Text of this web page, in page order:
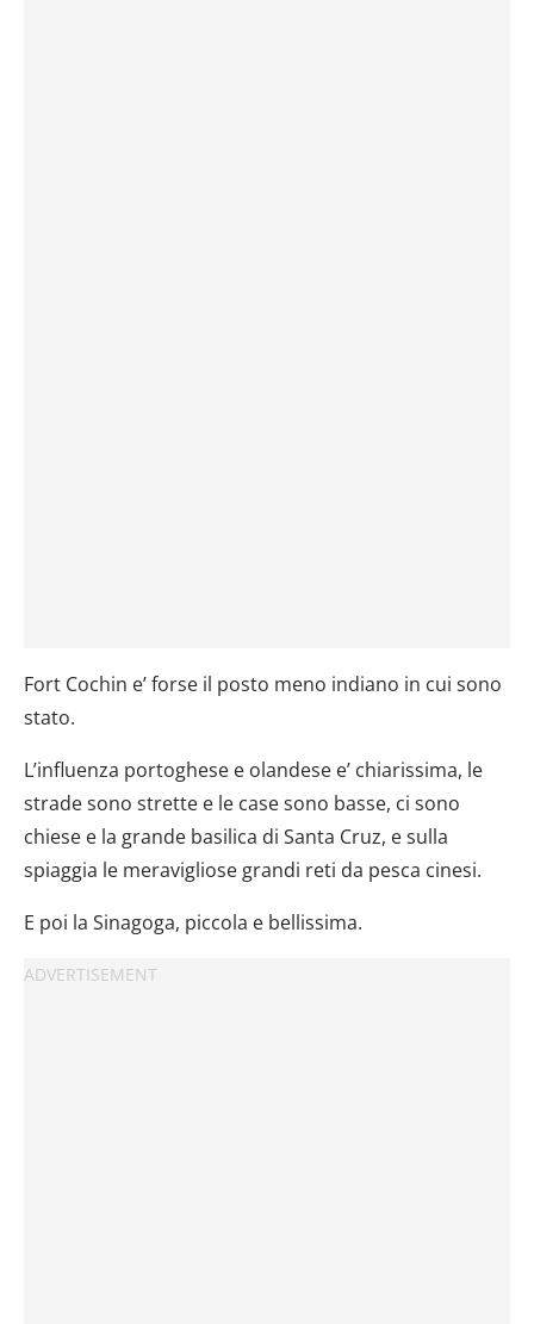
Fort Cochin e’ forse il posto meno indiano in cui sono
stato.
L’influenza portoghese e olandese e’ chiarissima, le
strade sono strette e le case sono basse, ci sono
chiese e la grande basilica di Santa Cruz, e sulla
spiaggia le meravigliose grandi reti da pesca cinesi.
E poi la Sinagoga, piccola e bellissima.